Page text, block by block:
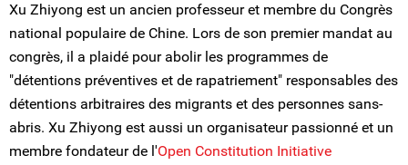
Xu Zhiyong est un ancien professeur et membre du Congrès
national populaire de Chine. Lors de son premier mandat au
congrès, il a plaidé pour abolir les programmes de
"détentions préventives et de rapatriement" responsables des
détentions arbitraires des migrants et des personnes sans-
abris. Xu Zhiyong est aussi un organisateur passionné et un
membre fondateur de l'Open Constitution Initiative